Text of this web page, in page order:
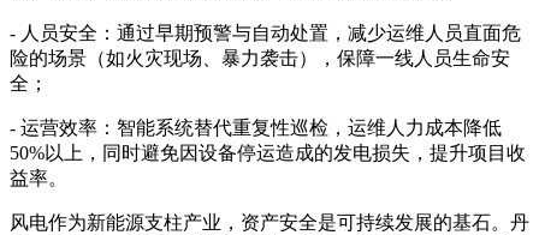
- 人员安全：通过早期预警与自动处置，减少运维人员直面危
险的场景（如火灾现场、暴力袭击），保障一线人员生命安
全；
- 运营效率：智能系统替代重复性巡检，运维人力成本降低
50%以上，同时避免因设备停运造成的发电损失，提升项目收
益率。
风电作为新能源支柱产业，资产安全是可持续发展的基石。丹